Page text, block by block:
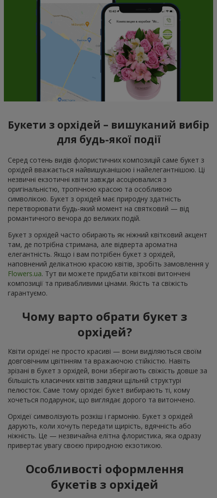
Букети з орхідей – вишуканий вибір
для будь-якої події
Серед сотень видів флористичних композицій саме букет з
орхідей вважається найвишуканішою і найелегантнішою. Ці
незвичні екзотичні квіти завжди асоціювалися з
оригінальністю, тропічною красою та особливою
символікою. Букет з орхідей має природну здатність
перетворювати будь-який момент на святковий — від
романтичного вечора до великих подій.
Букет з орхідей часто обирають як ніжний квітковий акцент
там, де потрібна стримана, але відверта ароматна
елегантність. Якщо і вам потрібен букет з орхідей,
наповнений делікатною красою квітів, зробіть замовлення у
Flowers.ua. Тут ви можете придбати квіткові витончені
композиції та привабливими цінами. Якість та свіжість
гарантуємо.
Чому варто обрати букет з
орхідей?
Квіти орхідеї не просто красиві — вони виділяються своїм
довговічним цвітінням та вражаючою стійкістю. Навіть
зрізані в букет з орхідей, вони зберігають свіжість довше за
більшість класичних квітів завдяки щільній структурі
пелюсток. Саме тому орхідеї букет вибирають ті, кому
хочеться подарунок, що виглядає дорого та витончено.
Орхідеї символізують розкіш і гармонію. Букет з орхідей
дарують, коли хочуть передати щирість, вдячність або
ніжність. Це — незвичайна елітна флористика, яка одразу
привертає увагу своєю природною екзотикою.
Особливості оформлення
букетів з орхідей